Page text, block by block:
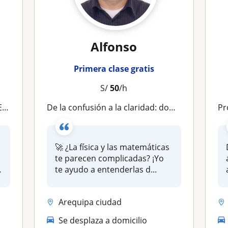
Alfonso
Primera clase gratis
S/50/h
De la confusión a la claridad: domina Física y Matemáticas: Clases online de Física y Matemáticas con enfoque conceptual
🚀 ¿La física y las matemáticas
te parecen complicadas? ¡Yo
te ayudo a entenderlas d...
Arequipa ciudad
Se desplaza a domicilio